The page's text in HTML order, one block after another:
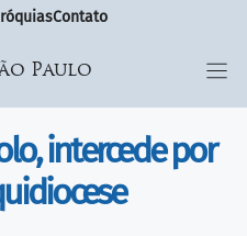
Contato
Paulo
intercede por